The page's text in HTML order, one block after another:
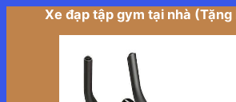
Xe đạp tập gym tại nhà (Tặng